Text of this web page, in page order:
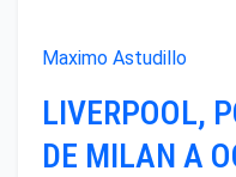
Maximo Astudillo
LIVERPOOL,
DE MILAN A